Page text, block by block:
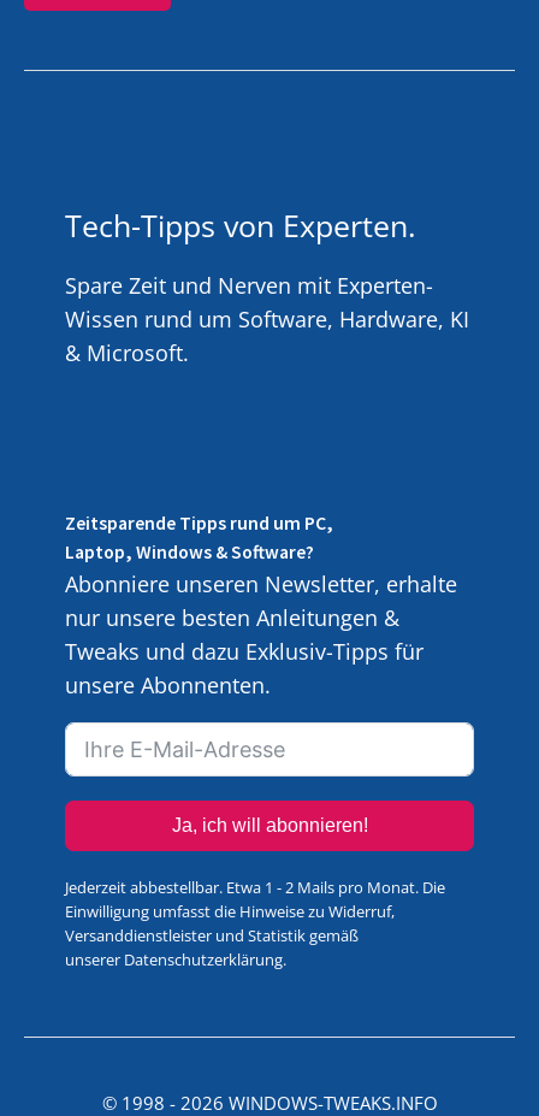
Tech-Tipps von Experten.
Spare Zeit und Nerven mit Experten-
Wissen rund um Software, Hardware, KI
& Microsoft.
Zeitsparende Tipps rund um PC,
Laptop, Windows & Software?
Abonniere unseren Newsletter, erhalte
nur unsere besten Anleitungen &
Tweaks und dazu Exklusiv-Tipps für
unsere Abonnenten.
Ja, ich will abonnieren!
Jederzeit abbestellbar. Etwa 1 - 2 Mails pro Monat. Die
Einwilligung umfasst die Hinweise zu Widerruf,
Versanddienstleister und Statistik gemäß
unserer Datenschutzerklärung.
© 1998 - 2026 WINDOWS-TWEAKS.INFO